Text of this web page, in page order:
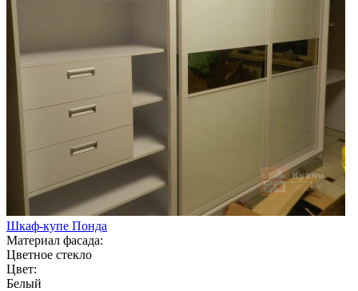
Шкаф-купе Понда
Материал фасада:
Цветное стекло
Цвет:
Белый